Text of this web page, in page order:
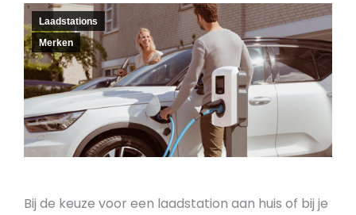
Laadstations
Merken
Bij de keuze voor een laadstation aan huis of bij je